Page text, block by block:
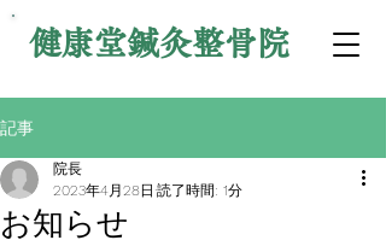
健康堂鍼灸整骨院
記事
お知らせ
院長
2023年4月28日 読了時間: 1分